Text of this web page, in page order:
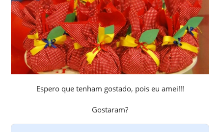
Espero que tenham gostado, pois eu amei!!!
Gostaram?